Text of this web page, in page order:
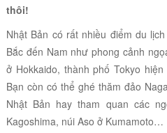
thôi!
Nhật Bản có rất nhiều điểm du
Bắc đến Nam như phong cảnh
ở Hokkaido, thành phố Tokyo
Bạn còn có thể ghé thăm đảo
Nhật Bản hay tham quan các
Kagoshima, núi Aso ở Kumamoto…